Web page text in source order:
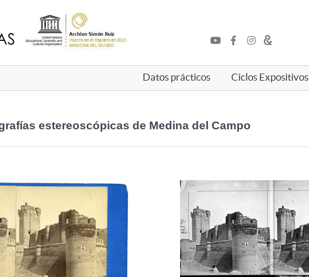
Datos prácticos Ciclos Expositivos
estereoscópicas de Medina del Campo